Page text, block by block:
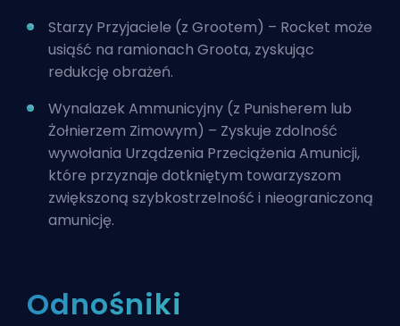
Starzy Przyjaciele (z Grootem) – Rocket może
usiąść na ramionach Groota, zyskując
redukcję obrażeń.
Wynalazek Ammunicyjny (z Punisherem lub
Żołnierzem Zimowym) – Zyskuje zdolność
wywołania Urządzenia Przeciążenia Amunicji,
które przyznaje dotkniętym towarzyszom
zwiększoną szybkostrzelność i nieograniczoną
amunicję.
Odnośniki